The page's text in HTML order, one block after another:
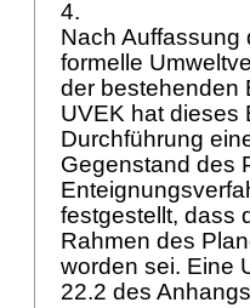
4.
Nach Auffassung
formelle
der bestehenden
UVEK hat dieses
Durchführung
Gegenstand des
festgestellt, dass
Rahmen des
worden sei. Eine
22.2 des